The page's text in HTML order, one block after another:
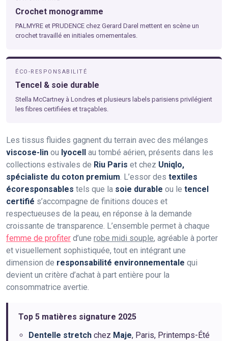
Crochet monogramme
PALMYRE et PRUDENCE chez Gerard Darel mettent en scène un
crochet travaillé en initiales ornementales.
ÉCO-RESPONSABILITÉ
Tencel & soie durable
Stella McCartney à Londres et plusieurs labels parisiens privilégient
les fibres certifiées et traçables.
Les tissus fluides gagnent du terrain avec des mélanges
viscose-lin ou lyocell au tombé aérien, présents dans les
collections estivales de Riu Paris et chez Uniqlo,
spécialiste du coton premium . L’essor des textiles
écoresponsables tels que la soie durable ou le tencel
certifié s’accompagne de finitions douces et
respectueuses de la peau, en réponse à la demande
croissante de transparence. L’ensemble permet à chaque
femme de profiter d’une robe midi souple, agréable à porter
et visuellement sophistiquée, tout en intégrant une
dimension de responsabilité environnementale qui
devient un critère d’achat à part entière pour la
consommatrice avertie.
Top 5 matières signature 2025
Dentelle stretch chez Maje, Paris, Printemps-Été